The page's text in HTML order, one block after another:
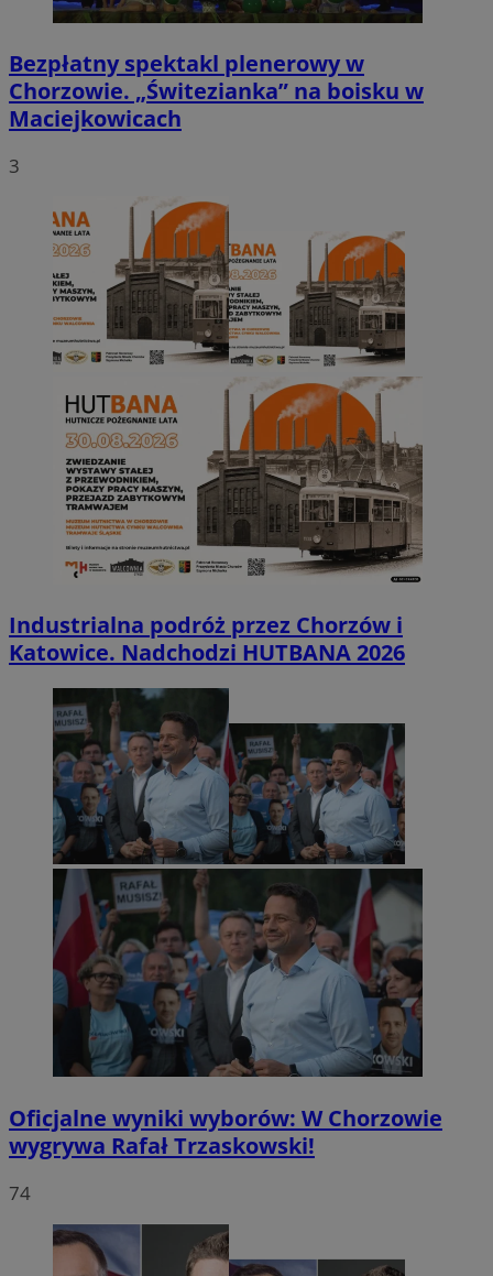
Bezpłatny spektakl plenerowy w
Chorzowie. „Świtezianka” na boisku w
Maciejkowicach
3
Industrialna podróż przez Chorzów i
Katowice. Nadchodzi HUTBANA 2026
Oficjalne wyniki wyborów: W Chorzowie
wygrywa Rafał Trzaskowski!
74